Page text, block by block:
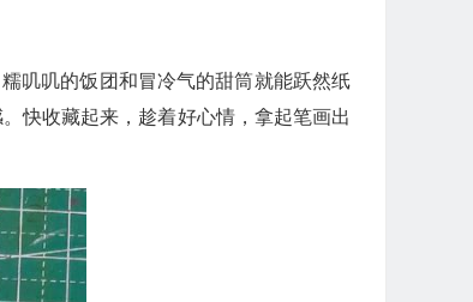
叽叽的饭团和冒冷气的甜筒就能跃然纸
快收藏起来，趁着好心情，拿起笔画出